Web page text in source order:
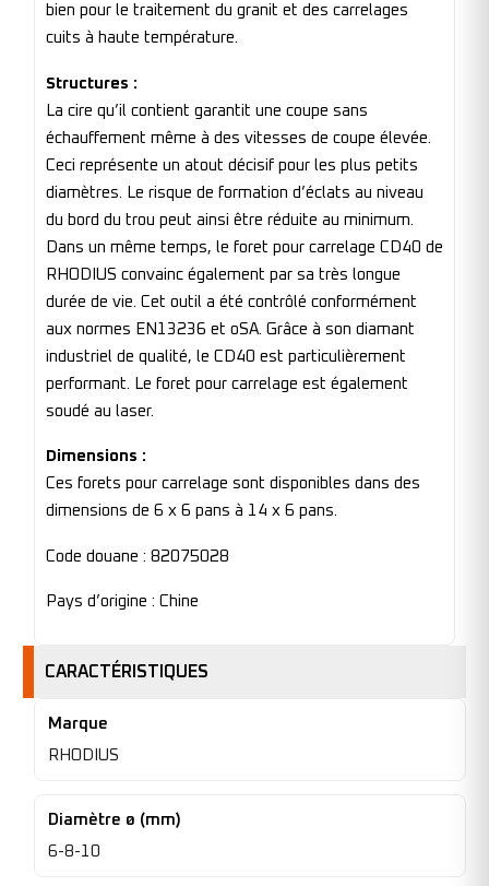
bien pour le traitement du granit et des carrelages
cuits à haute température.
Structures :
La cire qu’il contient garantit une coupe sans
échauffement même à des vitesses de coupe élevée.
Ceci représente un atout décisif pour les plus petits
diamètres. Le risque de formation d’éclats au niveau
du bord du trou peut ainsi être réduite au minimum.
Dans un même temps, le foret pour carrelage CD40 de
RHODIUS convainc également par sa très longue
durée de vie. Cet outil a été contrôlé conformément
aux normes EN13236 et oSA. Grâce à son diamant
industriel de qualité, le CD40 est particulièrement
performant. Le foret pour carrelage est également
soudé au laser.
Dimensions :
Ces forets pour carrelage sont disponibles dans des
dimensions de 6 x 6 pans à 14 x 6 pans.
Code douane : 82075028
Pays d’origine : Chine
CARACTÉRISTIQUES
Marque
RHODIUS
Diamètre ø (mm)
6-8-10